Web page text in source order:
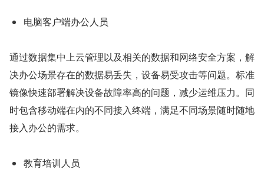
电脑客户端办公人员
通过数据集中上云管理以及相关的数据和网络安全方案，解
决办公场景存在的数据易丢失，设备易受攻击等问题。标准
镜像快速部署解决设备故障率高的问题，减少运维压力。同
时包含移动端在内的不同接入终端，满足不同场景随时随地
接入办公的需求。
教育培训人员